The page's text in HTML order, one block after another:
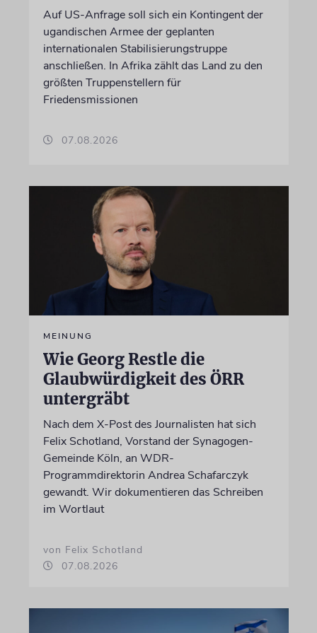
Auf US-Anfrage soll sich ein Kontingent der
ugandischen Armee der geplanten
internationalen Stabilisierungstruppe
anschließen. In Afrika zählt das Land zu den
größten Truppenstellern für
Friedensmissionen
07.08.2026
MEINUNG
Wie Georg Restle die
Glaubwürdigkeit des ÖRR
untergräbt
Nach dem X-Post des Journalisten hat sich
Felix Schotland, Vorstand der Synagogen-
Gemeinde Köln, an WDR-
Programmdirektorin Andrea Schafarczyk
gewandt. Wir dokumentieren das Schreiben
im Wortlaut
von Felix Schotland
07.08.2026